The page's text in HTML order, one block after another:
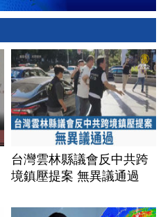
台灣雲林縣議會反中共跨
境鎮壓提案 無異議通過